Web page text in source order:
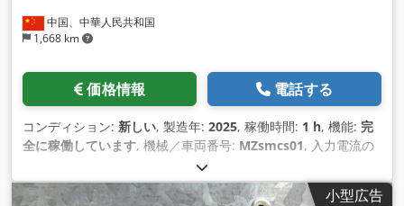
中国、中華人民共和国
1,668 km
価格情報 電話する
コンディション: 新しい, 製造年: 2025, 稼働時間: 1 h, 機能: 完
全に稼働しています, 機械／車両番号: MZsmcs01, 入力電流の
CEマーキング,
小型広告